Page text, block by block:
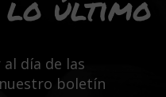
lo último
día de las
boletín